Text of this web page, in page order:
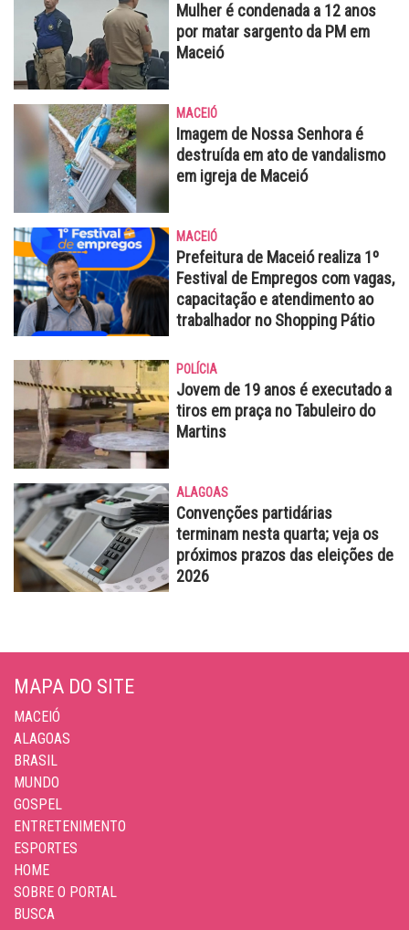
Mulher é condenada a 12 anos
por matar sargento da PM em
Maceió
MACEIÓ
Imagem de Nossa Senhora é
destruída em ato de vandalismo
em igreja de Maceió
MACEIÓ
Prefeitura de Maceió realiza 1º
Festival de Empregos com vagas,
capacitação e atendimento ao
trabalhador no Shopping Pátio
POLÍCIA
Jovem de 19 anos é executado a
tiros em praça no Tabuleiro do
Martins
ALAGOAS
Convenções partidárias
terminam nesta quarta; veja os
próximos prazos das eleições de
2026
MAPA DO SITE
MACEIÓ
ALAGOAS
BRASIL
MUNDO
GOSPEL
ENTRETENIMENTO
ESPORTES
HOME
SOBRE O PORTAL
BUSCA